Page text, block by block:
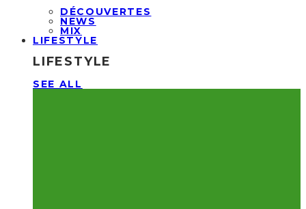
DÉCOUVERTES
NEWS
MIX
LIFESTYLE
LIFESTYLE
SEE ALL